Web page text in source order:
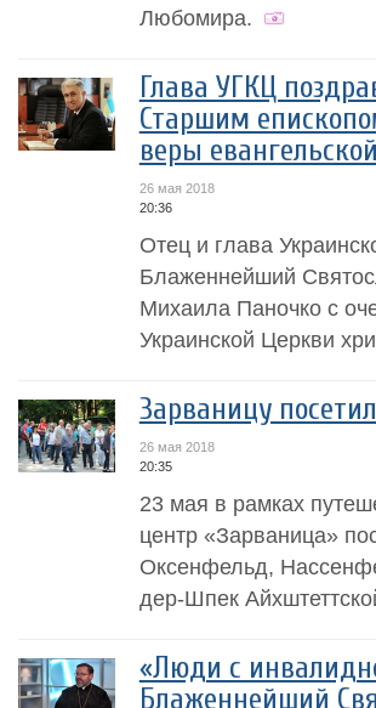
Любомира.
Глава УГКЦ
Старшим
веры евангельской
26 мая 2018
20:36
Отец и глава
Блаженнейший
Михаила Паночко с
Украинской Церкви
Зарваницу
26 мая 2018
20:35
23 мая в рамках
центр «Зарваница»
Оксенфельд,
дер-Шпек
«Люди с
Блаженнейший